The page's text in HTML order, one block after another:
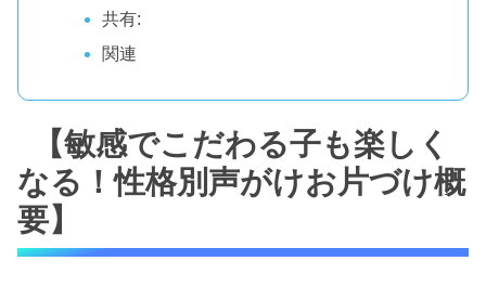
共有:
関連
【敏感でこだわる子も楽しく
なる！性格別声がけお片づけ概
要】